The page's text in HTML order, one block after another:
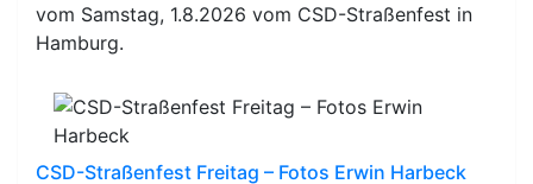
vom Samstag, 1.8.2026 vom CSD-Straßenfest in
Hamburg.
CSD-Straßenfest Freitag – Fotos Erwin Harbeck